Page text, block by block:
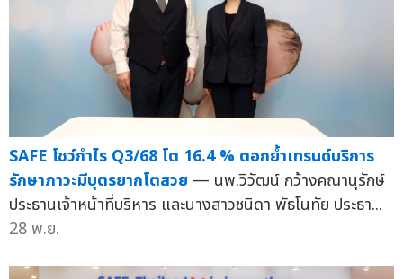
SAFE โชว์กำไร Q3/68 โต 16.4 % ตอกย้ำเทรนด์บริการ
รักษาภาวะมีบุตรยากโตสวย — นพ.วิวัฒน์ กว้างคณานุรักษ์
ประธานเจ้าหน้าที่บริหาร และนางสาวชนิดา พัธโนทัย ประธา...
28 พ.ย.